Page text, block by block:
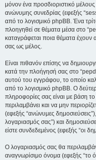
μόνον ένα προσδιοριστικό
ανώνυμης συνεδρίας (εφεξής
από το λογισμικό phpBB. Ένα
πλοηγηθεί σε θέματα μέσα στο
καταγράφεται ποια θέματα έχουν
σας ως μέλος.
Είναι πιθανόν επίσης να
κατά την πλοήγησή σας στο
αυτού του εγγράφου, το οποίο
από το λογισμικό phpBB. Ο
πληροφορίες σας είναι με βάση
περιλαμβάνει και να μην
(εφεξής “ανώνυμες
λογαριασμός σας”) και
είστε συνδεδεμένος (εφεξής “οι
Ο λογαριασμός σας θα
αναγνωρίσιμο όνομα (εφεξής “το